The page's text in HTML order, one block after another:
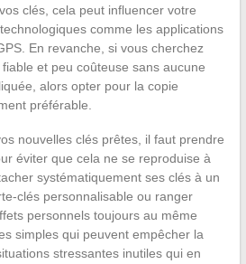
clés, cela peut influencer votre
comme les applications
En revanche, si vous cherchez
et peu coûteuse sans aucune
alors opter pour la copie
préférable.
nouvelles clés prêtes, il faut prendre
éviter que cela ne se reproduise à
systématiquement ses clés à un
clés personnalisable ou ranger
personnels toujours au même
simples qui peuvent empêcher la
stressantes inutiles qui en